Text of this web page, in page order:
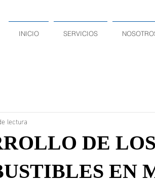
INICIO SERVICIOS
DE LOS
EN
lectura